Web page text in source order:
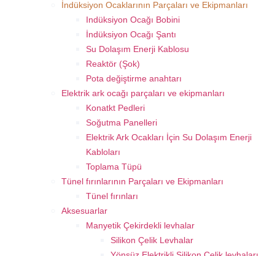
İndüksiyon Ocaklarının Parçaları ve Ekipmanları
Indüksiyon Ocağı Bobini
İndüksiyon Ocağı Şantı
Su Dolaşım Enerji Kablosu
Reaktör (Şok)
Pota değiştirme anahtarı
Elektrik ark ocağı parçaları ve ekipmanları
Konatkt Pedleri
Soğutma Panelleri
Elektrik Ark Ocakları İçin Su Dolaşım Enerji
Kabloları
Toplama Tüpü
Tünel fırınlarının Parçaları ve Ekipmanları
Tünel fırınları
Aksesuarlar
Manyetik Çekirdekli levhalar
Silikon Çelik Levhalar